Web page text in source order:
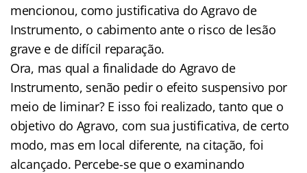
mencionou, como justificativa do Agravo de
Instrumento, o cabimento ante o risco de lesão
grave e de difícil reparação.
Ora, mas qual a finalidade do Agravo de
Instrumento, senão pedir o efeito suspensivo por
meio de liminar? E isso foi realizado, tanto que o
objetivo do Agravo, com sua justificativa, de certo
modo, mas em local diferente, na citação, foi
alcançado. Percebe-se que o examinando